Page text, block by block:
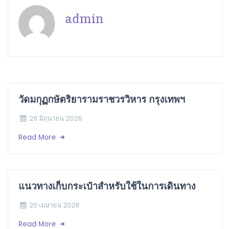
admin
วัดมกุฏกษัตริยารามราชวรวิหาร กรุงเทพฯ
26 มิถุนายน 2026
Read More
แนวทางเก็บกระเป๋าสำหรับใช้ในการเดินทาง
20 เมษายน 2026
Read More